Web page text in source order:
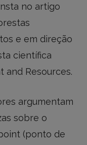
no artigo
e em direção
científica
and Resources.
argumentam
sobre o
(ponto de